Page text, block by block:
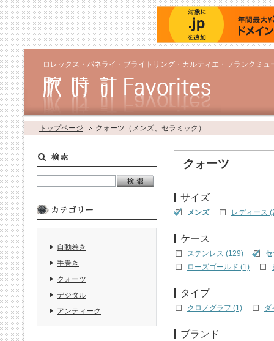
ロレックス・パネライ・ブライトリング・カルティエ・フランクミ
トップページ クォーツ（メンズ、セラミック）
クォーツ
サイズ
メンズ レディース
ケース
ステンレス (129)
ローズゴールド (1)
タイプ
クロノグラフ (1) ダ
ブランド
自動巻き
手巻き
クォーツ
デジタル
アンティーク